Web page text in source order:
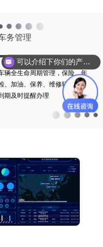
务管理
辆全生命周期管理，保险、年
、加油、保养、维修轻松管理，
期及时提醒办理
可以介绍下你们的产品么？